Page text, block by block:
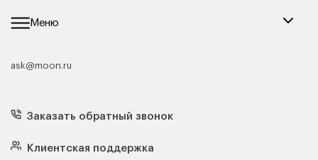
Меню
Каталог мебели
Кресла
Матрасы
Подушки
Чехлы и наматрасники
ask@moon.ru
Заказать обратный звонок
Клиентская поддержка